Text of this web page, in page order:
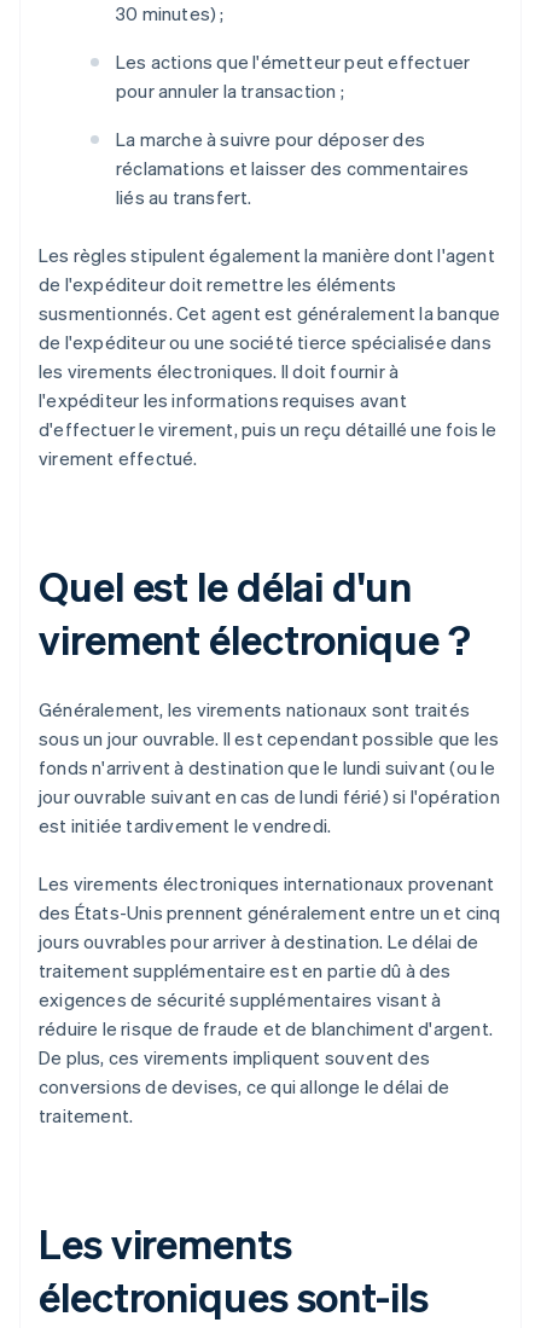
30 minutes) ;
Les actions que l'émetteur peut effectuer
pour annuler la transaction ;
La marche à suivre pour déposer des
réclamations et laisser des commentaires
liés au transfert.
Les règles stipulent également la manière dont l'agent
de l'expéditeur doit remettre les éléments
susmentionnés. Cet agent est généralement la banque
de l'expéditeur ou une société tierce spécialisée dans
les virements électroniques. Il doit fournir à
l'expéditeur les informations requises avant
d'effectuer le virement, puis un reçu détaillé une fois le
virement effectué.
Quel est le délai d'un
virement électronique ?
Généralement, les virements nationaux sont traités
sous un jour ouvrable. Il est cependant possible que les
fonds n'arrivent à destination que le lundi suivant (ou le
jour ouvrable suivant en cas de lundi férié) si l'opération
est initiée tardivement le vendredi.
Les virements électroniques internationaux provenant
des États-Unis prennent généralement entre un et cinq
jours ouvrables pour arriver à destination. Le délai de
traitement supplémentaire est en partie dû à des
exigences de sécurité supplémentaires visant à
réduire le risque de fraude et de blanchiment d'argent.
De plus, ces virements impliquent souvent des
conversions de devises, ce qui allonge le délai de
traitement.
Les virements
électroniques sont-ils